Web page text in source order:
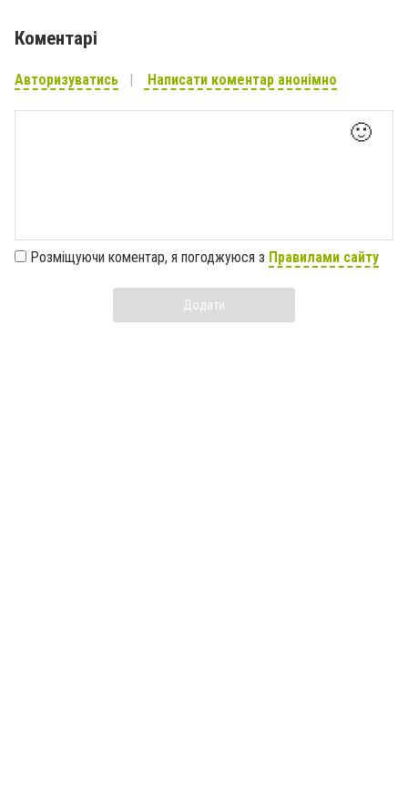
Коментарі
Авторизуватись Написати коментар анонімно
🙂
Розміщуючи коментар, я погоджуюся з Правилами сайту
Додати